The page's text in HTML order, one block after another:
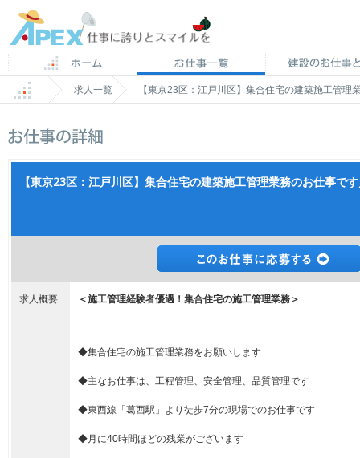
求人一覧 【東京23区：江戸川区】集合住宅の建築施工管理
【東京23区：江戸川区】集合住宅の建築施工管理業務のお仕事で
求人概要 ＜施工管理経験者優遇！集合住宅の施工管理業務＞
◆集合住宅の施工管理業務をお願いします
◆主なお仕事は、工程管理、安全管理、品質管理です
◆東西線「葛西駅」より徒歩7分の現場でのお仕事です
◆月に40時間ほどの残業がございます